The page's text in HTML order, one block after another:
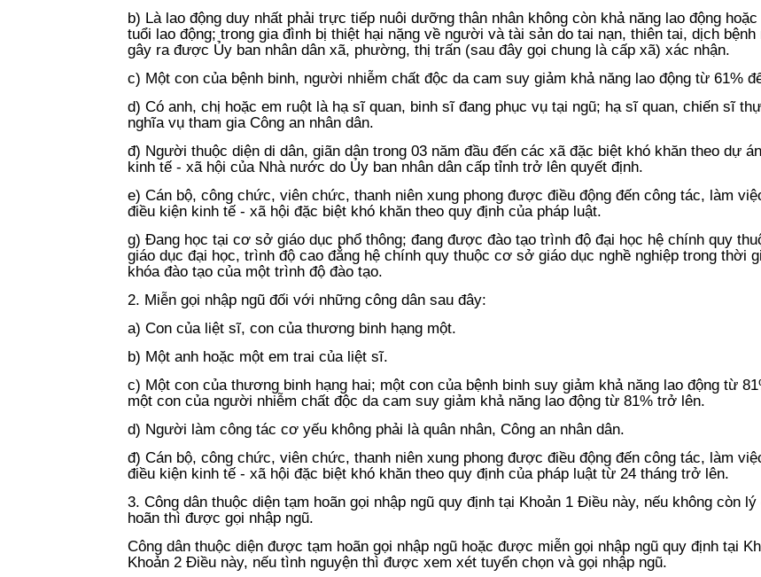
b) Là lao động duy nhất phải trực tiếp nuôi dưỡng thân nhân không còn khả năng lao động
tuổi lao động; trong gia đình bị thiệt hại nặng về người và tài sản do tai nạn, thiên tai, dịch bệnh
gây ra được Ủy ban nhân dân xã, phường, thị trấn (sau đây gọi chung là cấp xã) xác nhận.
c) Một con của bệnh binh, người nhiễm chất độc da cam suy giảm khả năng lao động từ 61%
d) Có anh, chị hoặc em ruột là hạ sĩ quan, binh sĩ đang phục vụ tại ngũ; hạ sĩ quan, chiến sĩ
nghĩa vụ tham gia Công an nhân dân.
đ) Người thuộc diện di dân, giãn dân trong 03 năm đầu đến các xã đặc biệt khó khăn theo dự
kinh tế - xã hội của Nhà nước do Ủy ban nhân dân cấp tỉnh trở lên quyết định.
e) Cán bộ, công chức, viên chức, thanh niên xung phong được điều động đến công tác, làm
điều kiện kinh tế - xã hội đặc biệt khó khăn theo quy định của pháp luật.
g) Đang học tại cơ sở giáo dục phổ thông; đang được đào tạo trình độ đại học hệ chính quy
giáo dục đại học, trình độ cao đẳng hệ chính quy thuộc cơ sở giáo dục nghề nghiệp trong thời
khóa đào tạo của một trình độ đào tạo.
2. Miễn gọi nhập ngũ đối với những công dân sau đây:
a) Con của liệt sĩ, con của thương binh hạng một.
b) Một anh hoặc một em trai của liệt sĩ.
c) Một con của thương binh hạng hai; một con của bệnh binh suy giảm khả năng lao động từ
một con của người nhiễm chất độc da cam suy giảm khả năng lao động từ 81% trở lên.
d) Người làm công tác cơ yếu không phải là quân nhân, Công an nhân dân.
đ) Cán bộ, công chức, viên chức, thanh niên xung phong được điều động đến công tác, làm
điều kiện kinh tế - xã hội đặc biệt khó khăn theo quy định của pháp luật từ 24 tháng trở lên.
3. Công dân thuộc diện tạm hoãn gọi nhập ngũ quy định tại Khoản 1 Điều này, nếu không còn lý
hoãn thì được gọi nhập ngũ.
Công dân thuộc diện được tạm hoãn gọi nhập ngũ hoặc được miễn gọi nhập ngũ quy định tại
Khoản 2 Điều này, nếu tình nguyện thì được xem xét tuyển chọn và gọi nhập ngũ.